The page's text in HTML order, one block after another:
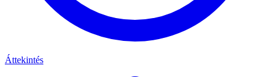
Áttekintés